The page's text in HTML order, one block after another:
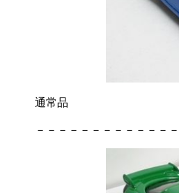
通常品
－－－－－－－－－－－－－